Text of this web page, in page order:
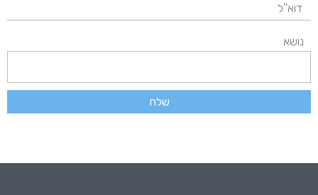
נושא
שלח